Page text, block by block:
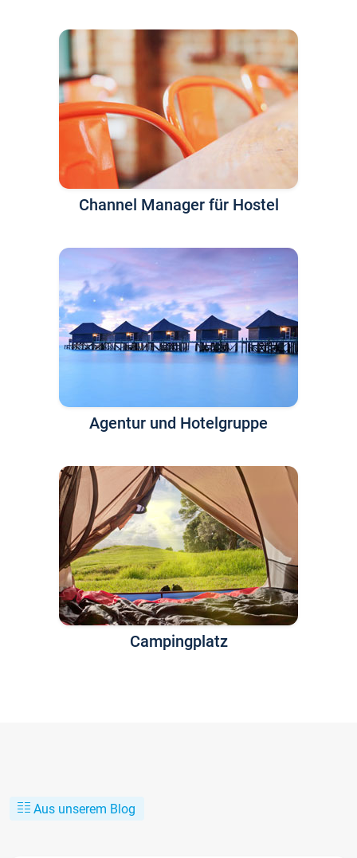
Channel Manager für Hostel
Agentur und Hotelgruppe
Campingplatz
Aus unserem Blog